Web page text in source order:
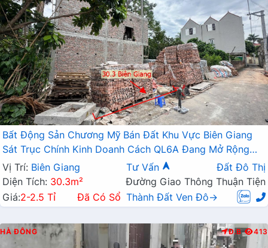
Bất Động Sản Chương Mỹ Bán Đất Khu Vực Biên Giang
Sát Trục Chính Kinh Doanh Cách QL6A Đang Mở Rộng
Chỉ Vài Trăm Mét
Vị Trí: Biên Giang Tư Vấn
Đất Đô Thị
Diện Tích: 30.3m²
Đường Giao Thông Thuận Tiện
Giá:2-2.5 Tỉ Đã Có Sổ Thành Đất Ven Đô→
HÀ ĐÔNG Đ.B 413